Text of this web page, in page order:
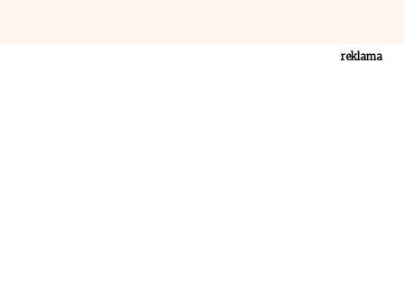
reklama